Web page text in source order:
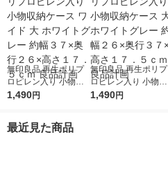
無印良品 再生ポリプ
ロピレン入り 小物収
納ケース ワイド 大 ホ
７．５ｃｍ 良品計画
1,490円
無印良品 再生ポリプ
ロピレン入り 小物収
納ケース 大 ホワイト
1,490円
最近見た商品